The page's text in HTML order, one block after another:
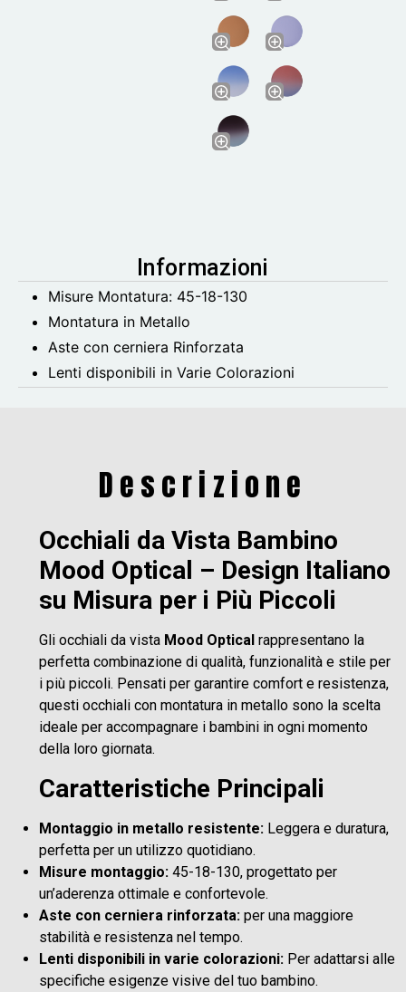
Informazioni
Misure Montatura: 45-18-130
Montatura in Metallo
Aste con cerniera Rinforzata
Lenti disponibili in Varie Colorazioni
Descrizione
Occhiali da Vista Bambino
Mood Optical – Design Italiano
su Misura per i Più Piccoli
Gli occhiali da vista Mood Optical rappresentano la
perfetta combinazione di qualità, funzionalità e stile per
i più piccoli. Pensati per garantire comfort e resistenza,
questi occhiali con montatura in metallo sono la scelta
ideale per accompagnare i bambini in ogni momento
della loro giornata.
Caratteristiche Principali
Montaggio in metallo resistente: Leggera e duratura,
perfetta per un utilizzo quotidiano.
Misure montaggio: 45-18-130, progettato per
un’aderenza ottimale e confortevole.
Aste con cerniera rinforzata: per una maggiore
stabilità e resistenza nel tempo.
Lenti disponibili in varie colorazioni: Per adattarsi alle
specifiche esigenze visive del tuo bambino.